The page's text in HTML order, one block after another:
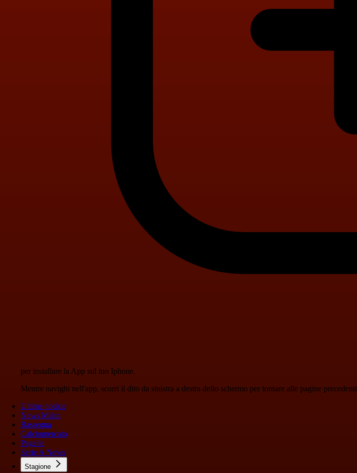
per installare la App sul tuo Iphone.
Mentre navighi nell'app, scorri il dito da sinistra a destra dello schermo per tornare alle pagine precedenti
Ultime notizie
News Milan
Rassegna
Calciomercato
Pagelle
Serie A News
Stagione